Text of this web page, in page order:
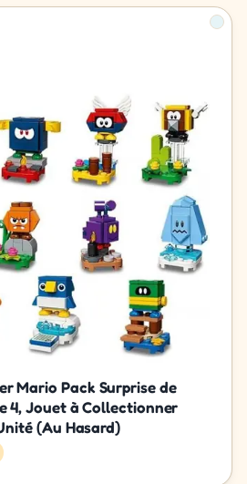
Mario Pack Surprise de
4, Jouet à Collectionner
(Au Hasard)